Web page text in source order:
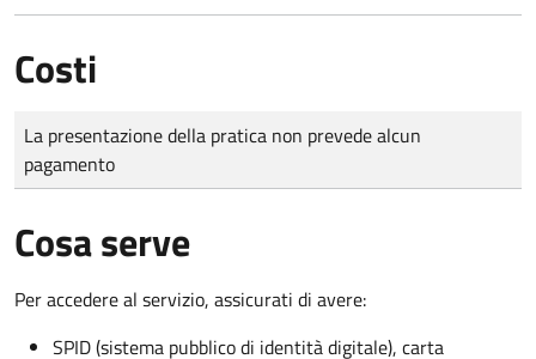
Costi
Tipo di pagamento
Importo
La presentazione della pratica non prevede alcun
pagamento
Cosa serve
Per accedere al servizio, assicurati di avere:
SPID (sistema pubblico di identità digitale), carta